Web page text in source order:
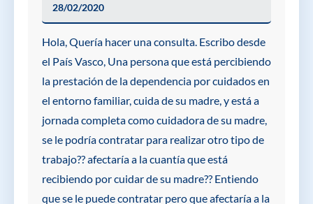
28/02/2020
Hola, Quería hacer una consulta. Escribo desde
el País Vasco, Una persona que está percibiendo
la prestación de la dependencia por cuidados en
el entorno familiar, cuida de su madre, y está a
jornada completa como cuidadora de su madre,
se le podría contratar para realizar otro tipo de
trabajo?? afectaría a la cuantía que está
recibiendo por cuidar de su madre?? Entiendo
que se le puede contratar pero que afectaría a la